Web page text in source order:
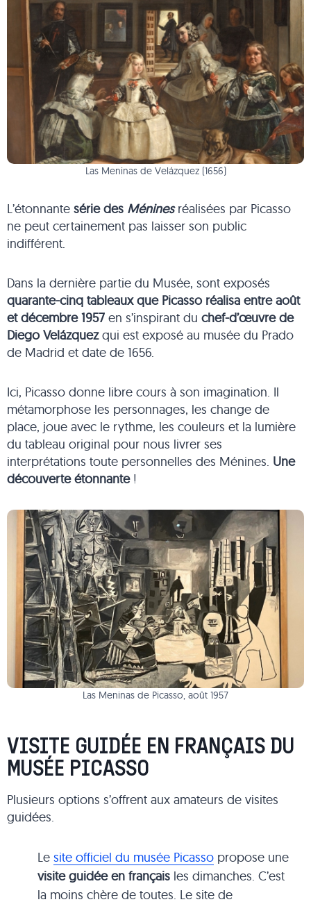
Las Meninas de Velázquez (1656)
L’étonnante série des Méninesréalisées par Picasso
ne peut certainement pas laisser son public
indifférent.
Dans la dernière partie du Musée, sont exposés
quarante-cinq tableaux que Picasso réalisa entre août
et décembre 1957 en s’inspirant du chef-d’œuvre de
Diego Velázquezqui est exposé au musée du Prado
de Madrid et date de 1656.
Ici, Picasso donne libre cours à son imagination. Il
métamorphose les personnages, les change de
place, joue avec le rythme, les couleurs et la lumière
du tableau original pour nous livrer ses
interprétations toute personnelles des Ménines. Une
découverte étonnante !
Las Meninas de Picasso, août 1957
VISITE GUIDÉE EN FRANÇAIS DU
MUSÉE PICASSO
Plusieurs options s’offrent aux amateurs de visites
guidées.
Lesite officiel du musée Picasso propose une
visite guidée en français les dimanches. C’est
la moins chère de toutes. Le site de